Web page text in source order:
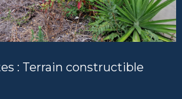
: Terrain constructible